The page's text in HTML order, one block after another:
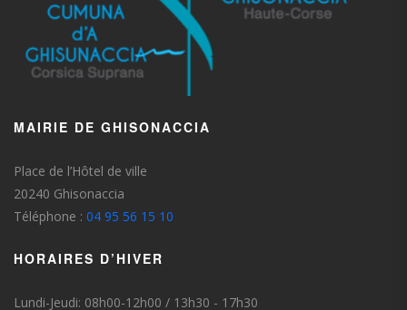
MAIRIE DE GHISONACCIA
Place de l’Hôtel de ville
20240 Ghisonaccia
Téléphone : 04 95 56 15 10
HORAIRES D’HIVER
Lundi-Jeudi: 08h00-12h00 / 13h30 - 17h30